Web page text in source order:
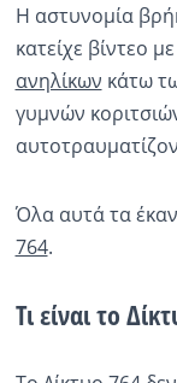
Η αστυνομία
κατείχε βίντεο με
ανηλίκων κάτω
γυμνών
Όλα αυτά τα
764.
Τι είναι το